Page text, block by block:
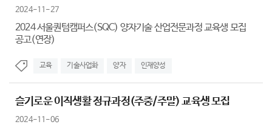
2024-11-27
2024 서울퀀텀캠퍼스(SQC) 양자기술 산업전문과정 교육생 모집
공고(연장)
교육 기술사업화 양자 인재양성
슬기로운 이직생활 정규과정(주중/주말) 교육생 모집
2024-11-06